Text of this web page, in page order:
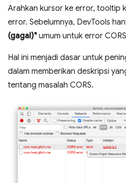
Arahkan kursor ke error, tooltip
error. Sebelumnya, DevTools
(gagal)" umum untuk error
Hal ini menjadi dasar untuk
dalam memberikan deskripsi
tentang masalah CORS.